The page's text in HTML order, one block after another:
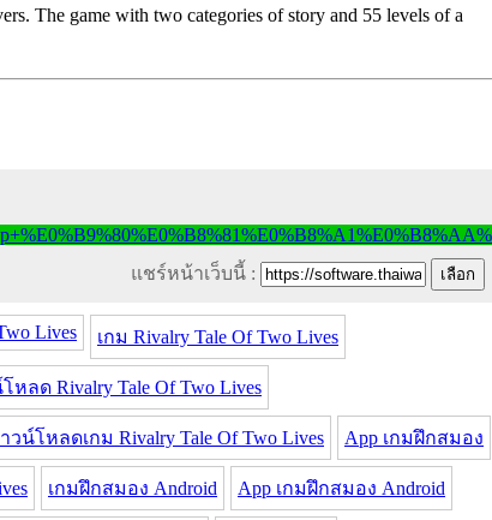
The game with two categories of story and 55 levels of a
แชร์หน้าเว็บนี้ :
Lives เกม Rivalry Tale Of Two Lives
หลด Rivalry Tale Of Two Lives
วน์โหลดเกม Rivalry Tale Of Two Lives App เกมฝึกสมอง
เกมฝึกสมอง Android App เกมฝึกสมอง Android